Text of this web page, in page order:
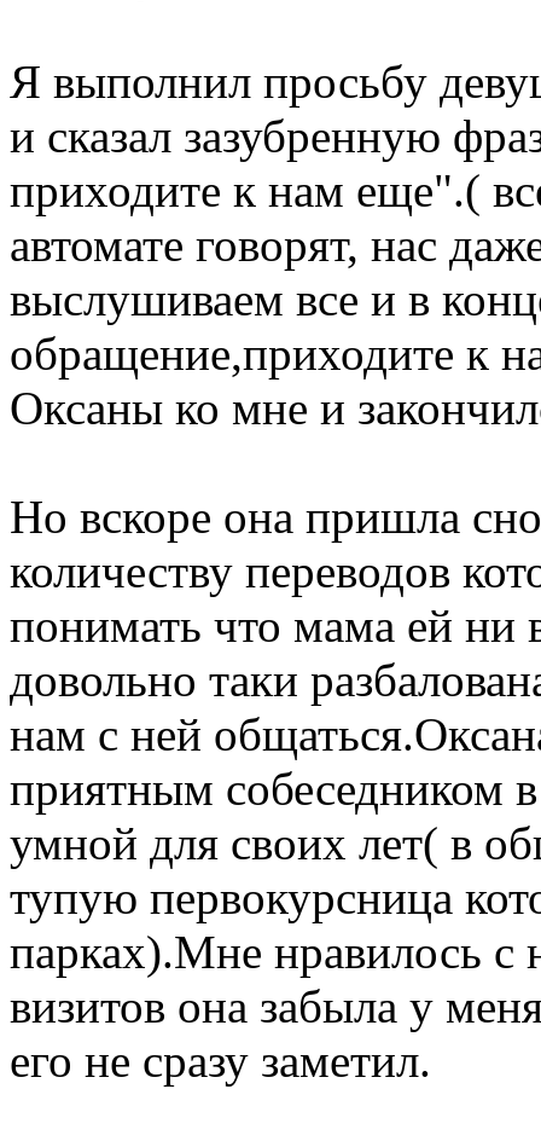
Я выполнил просьбу
и сказал зазубренную
приходите к нам еще".(
автомате говорят, нас
выслушиваем все и в
обращение,приходите к
Оксаны ко мне и
Но вскоре она пришла
количеству переводов
понимать что мама ей ни
довольно таки
нам с ней
приятным собеседником
умной для своих лет( в
тупую первокурсница
парках).Мне нравилось с
визитов она забыла у
его не сразу заметил.